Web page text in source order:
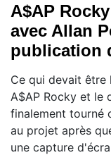
A$AP
avec Allan
publication
Ce qui devait
A$AP Rocky et le
finalement tourné
au projet après
une capture